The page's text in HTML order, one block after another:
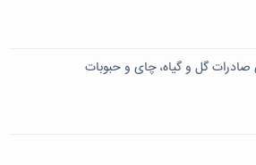
صادرات گل و گیاه، چای و حبوبات